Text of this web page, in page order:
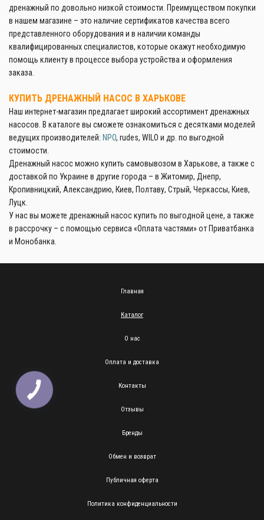
дренажный по довольно низкой стоимости. Преимуществом покупки
в нашем магазине – это наличие сертификатов качества всего
представленного оборудования и в наличии команды
квалифицированных специалистов, которые окажут необходимую
помощь клиенту в процессе выбора устройства и оформления
заказа.
КУПИТЬ ДРЕНАЖНЫЙ НАСОС В ХАРЬКОВЕ
Наш интернет-магазин предлагает широкий ассортимент дренажных
насосов. В каталоге вы сможете ознакомиться с десятками моделей
ведущих производителей: NPO, rudes, WILO и др. по выгодной
стоимости.
Дренажный насос можно купить самовывозом в Харькове, а также с
доставкой по Украине в другие города – в Житомир, Днепр,
Кропивницкий, Александрию, Киев, Полтаву, Стрый, Черкассы, Киев,
Луцк.
У нас вы можете дренажный насос купить по выгодной цене, а также
в рассрочку – с помощью сервиса «Оплата частями» от Приватбанка
и Монобанка.
Главная
Каталог
О нас
Оплата и доставка
Контакты
Отзывы
Бренды
Обмен и возврат
Публичная оферта
Политика конфиденциальности